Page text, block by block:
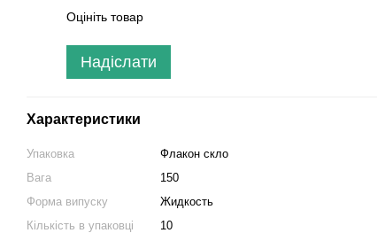
Оцініть товар
Надіслати
Характеристики
Упаковка
Флакон скло
Вага
150
Форма випуску
Жидкость
Кількість в упаковці
10